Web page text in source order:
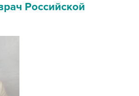
Российской